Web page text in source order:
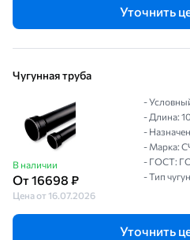
Уточнить
Чугунная труба
В наличии
От 16698 ₽
Цена от 16.07.2026
-
- Длина:
-
- Марка:
- ГОСТ:
- Тип
Уточнить